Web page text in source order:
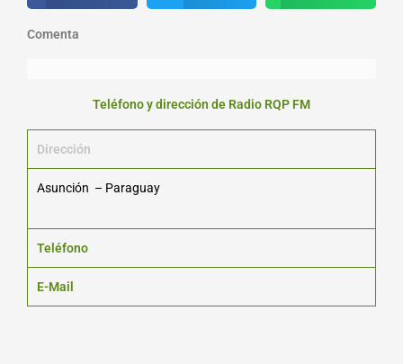
Comenta
Teléfono y dirección de Radio RQP FM
Dirección
Asunción – Paraguay
Teléfono
E-Mail